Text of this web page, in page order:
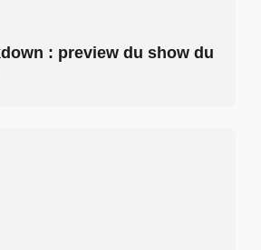
: preview du show du